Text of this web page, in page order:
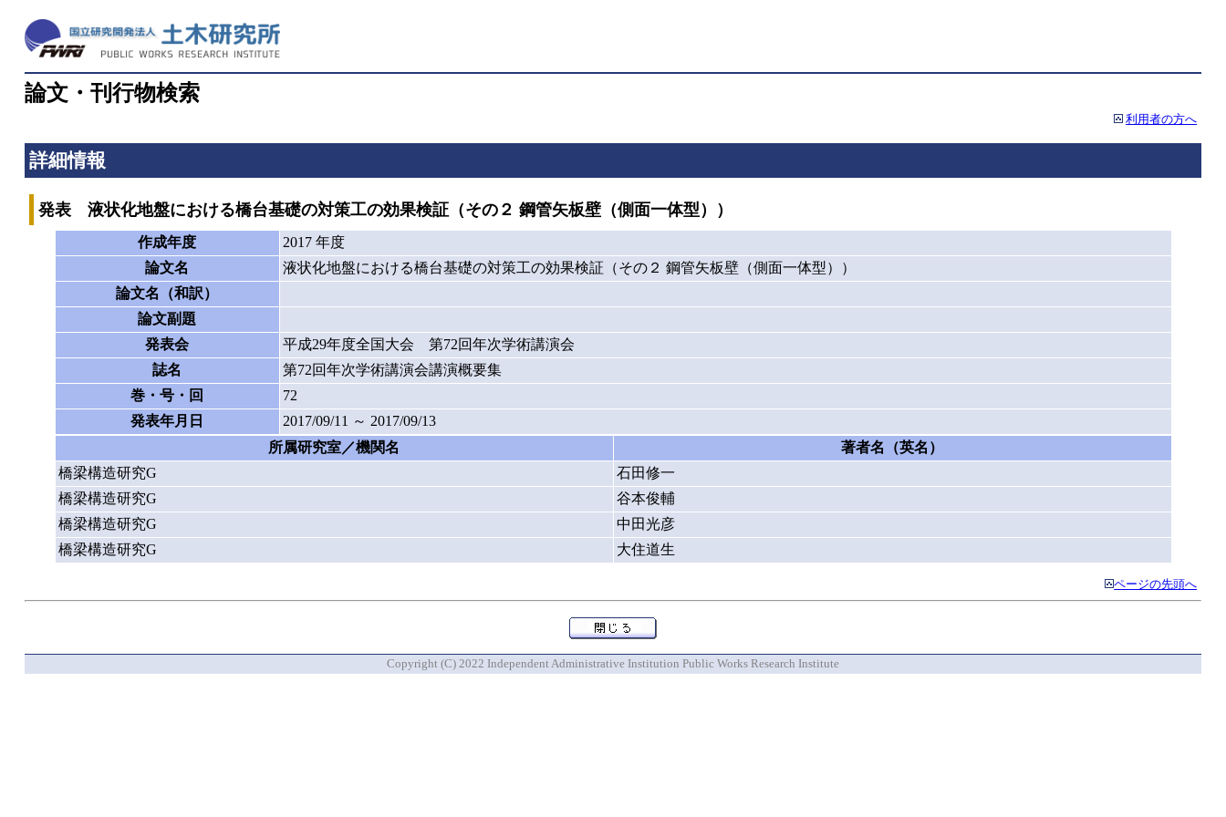
論文・刊行物検索
利用者の方へ
詳細情報
発表 液状化地盤における橋台基礎の対策工の効果検証（その２ 鋼管矢板壁（側面一体型））
作成年度
2017 年度
論文名
液状化地盤における橋台基礎の対策工の効果検証（その２ 鋼管矢板壁（側面一体型））
論文名（和訳）
論文副題
発表会
平成29年度全国大会 第72回年次学術講演会
誌名
第72回年次学術講演会講演概要集
巻・号・回
72
発表年月日
2017/09/11 ～ 2017/09/13
所属研究室／機関名
著者名（英名）
橋梁構造研究G
石田修一
橋梁構造研究G
谷本俊輔
橋梁構造研究G
中田光彦
橋梁構造研究G
大住道生
ページの先頭へ
Copyright (C) 2022 Independent Administrative Institution Public Works Research Institute